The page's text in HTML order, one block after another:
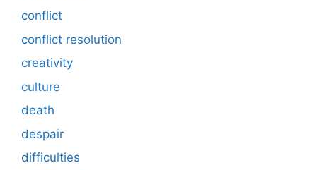
conflict
conflict resolution
creativity
culture
death
despair
difficulties